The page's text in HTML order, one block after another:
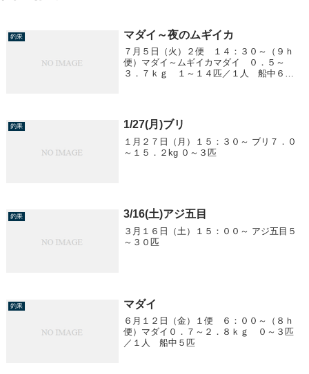
釣果 マダイ～夜のムギイカ
７月５日（火）２便 １４：３０～（９ｈ
便）マダイ～ムギイカマダイ ０．５～
３．７ｋｇ １～１４匹／１人 船中６０
釣果 1/27(月)ブリ
１月２７日（月）１５：３０～ ブリ７．０
～１５．２kg ０～３匹
釣果 3/16(土)アジ五目
３月１６日（土）１５：００～ アジ五目５
～３０匹
釣果 マダイ
６月１２日（金）１便 ６：００～（８ｈ
便）マダイ０．７～２．８ｋｇ ０～３匹
／１人 船中５匹